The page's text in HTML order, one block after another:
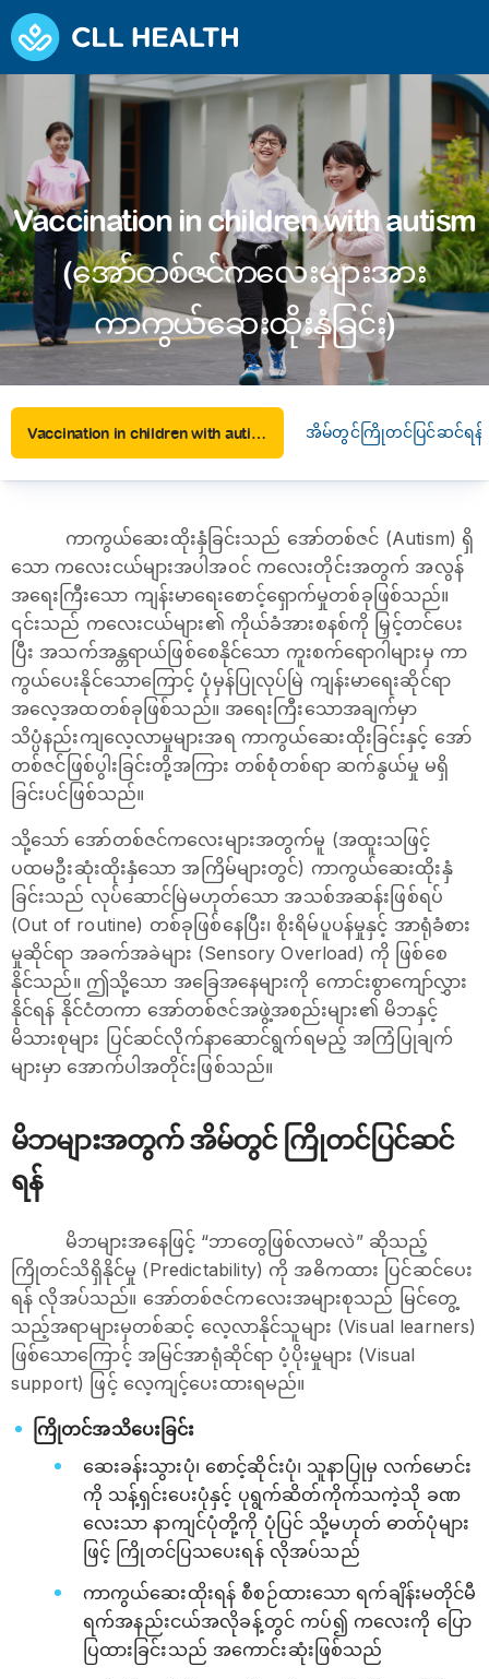
Vaccination in children with autism
(အော်တစ်ဇင်ကလေးများအား
ကာကွယ်ဆေးထိုးနှံခြင်း)
Vaccination in children with autism (အော်တစ်ဇင်ကလေးများအား ကာကွယ်ဆေးထိုးနှံခြင်း) အိမ်တွင်ကြိုတင်ပြင်ဆင်ရန်
ကာကွယ်ဆေးထိုးနှံခြင်းသည် အော်တစ်ဇင် (Autism) ရှိ
သော ကလေးငယ်များအပါအဝင် ကလေးတိုင်းအတွက် အလွန်
အရေးကြီးသော ကျန်းမာရေးစောင့်ရှောက်မှုတစ်ခုဖြစ်သည်။
၎င်းသည် ကလေးငယ်များ၏ ကိုယ်ခံအားစနစ်ကို မြှင့်တင်ပေး
ပြီး အသက်အန္တရာယ်ဖြစ်စေနိုင်သော ကူးစက်ရောဂါများမှ ကာ
ကွယ်ပေးနိုင်သောကြောင့် ပုံမှန်ပြုလုပ်မြဲ ကျန်းမာရေးဆိုင်ရာ
အလေ့အထတစ်ခုဖြစ်သည်။ အရေးကြီးသောအချက်မှာ
သိပ္ပံနည်းကျလေ့လာမှုများအရ ကာကွယ်ဆေးထိုးခြင်းနှင့် အော်
တစ်ဇင်ဖြစ်ပွါးခြင်းတို့အကြား တစ်စုံတစ်ရာ ဆက်နွယ်မှု မရှိ
ခြင်းပင်ဖြစ်သည်။
သို့သော် အော်တစ်ဇင်ကလေးများအတွက်မူ (အထူးသဖြင့်
ပထမဦးဆုံးထိုးနှံသော အကြိမ်များတွင်) ကာကွယ်ဆေးထိုးနှံ
ခြင်းသည် လုပ်ဆောင်မြဲမဟုတ်သော အသစ်အဆန်းဖြစ်ရပ်
(Out of routine) တစ်ခုဖြစ်နေပြီး၊ စိုးရိမ်ပူပန်မှုနှင့် အာရုံခံစား
မှုဆိုင်ရာ အခက်အခဲများ (Sensory Overload) ကို ဖြစ်စေ
နိုင်သည်။ ဤသို့သော အခြေအနေများကို ကောင်းစွာကျော်လွှား
နိုင်ရန် နိုင်ငံတကာ အော်တစ်ဇင်အဖွဲ့အစည်းများ၏ မိဘနှင့်
မိသားစုများ ပြင်ဆင်လိုက်နာဆောင်ရွက်ရမည့် အကြံပြုချက်
များမှာ အောက်ပါအတိုင်းဖြစ်သည်။
မိဘများအတွက် အိမ်တွင် ကြိုတင်ပြင်ဆင်
ရန်
မိဘများအနေဖြင့် “ဘာတွေဖြစ်လာမလဲ” ဆိုသည့်
ကြိုတင်သိရှိနိုင်မှု (Predictability) ကို အဓိကထား ပြင်ဆင်ပေး
ရန် လိုအပ်သည်။ အော်တစ်ဇင်ကလေးအများစုသည် မြင်တွေ့
သည့်အရာများမှတစ်ဆင့် လေ့လာနိုင်သူများ (Visual learners)
ဖြစ်သောကြောင့် အမြင်အာရုံဆိုင်ရာ ပံ့ပိုးမှုများ (Visual
support) ဖြင့် လေ့ကျင့်ပေးထားရမည်။
ကြိုတင်အသိပေးခြင်း
ဆေးခန်းသွားပုံ၊ စောင့်ဆိုင်းပုံ၊ သူနာပြုမှ လက်မောင်း
ကို သန့်ရှင်းပေးပုံနှင့် ပုရွက်ဆိတ်ကိုက်သကဲ့သို ခဏ
လေးသာ နာကျင်ပုံတို့ကို ပုံပြင် သို့မဟုတ် ဓာတ်ပုံများ
ဖြင့် ကြိုတင်ပြသပေးရန် လိုအပ်သည်
ကာကွယ်ဆေးထိုးရန် စီစဉ်ထားသော ရက်ချိန်းမတိုင်မီ
ရက်အနည်းငယ်အလိုခန့်တွင် ကပ်၍ ကလေးကို ပြော
ပြထားခြင်းသည် အကောင်းဆုံးဖြစ်သည်